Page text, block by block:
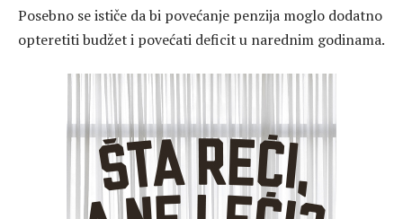
Posebno se ističe da bi povećanje penzija moglo dodatno
opteretiti budžet i povećati deficit u narednim godinama.